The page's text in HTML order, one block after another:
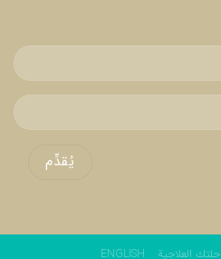
العلاجية ENGLISH